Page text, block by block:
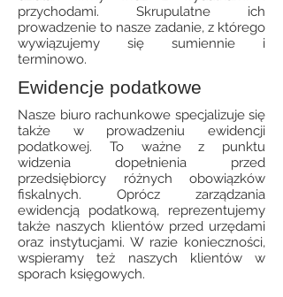
przychodami. Skrupulatne ich
prowadzenie to nasze zadanie, z którego
wywiązujemy się sumiennie i
terminowo.
Ewidencje podatkowe
Nasze biuro rachunkowe specjalizuje się
także w prowadzeniu ewidencji
podatkowej. To ważne z punktu
widzenia dopełnienia przed
przedsiębiorcy różnych obowiązków
fiskalnych. Oprócz zarządzania
ewidencją podatkową, reprezentujemy
także naszych klientów przed urzędami
oraz instytucjami. W razie konieczności,
wspieramy też naszych klientów w
sporach księgowych.